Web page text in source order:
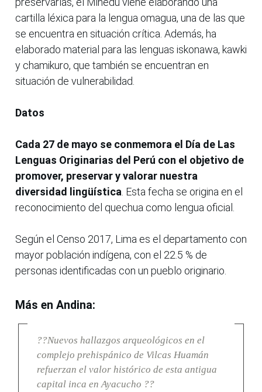
cartilla léxica para la lengua omagua, una de las que
se encuentra en situación crítica. Además, ha
elaborado material para las lenguas iskonawa, kawki
y chamikuro, que también se encuentran en
situación de vulnerabilidad.
Datos
Cada 27 de mayo se conmemora el Día de Las
Lenguas Originarias del Perú con el objetivo de
promover, preservar y valorar nuestra
diversidad lingüística . Esta fecha se origina en el
reconocimiento del quechua como lengua oficial.
Según el Censo 2017, Lima es el departamento con
mayor población indígena, con el 22.5 % de
personas identificadas con un pueblo originario.
Más en Andina:
??Nuevos hallazgos arqueológicos en el
complejo prehispánico de Vilcas Huamán
refuerzan el valor histórico de esta antigua
capital inca en Ayacucho ??